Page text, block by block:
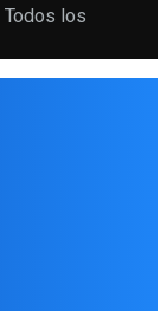
Todos los